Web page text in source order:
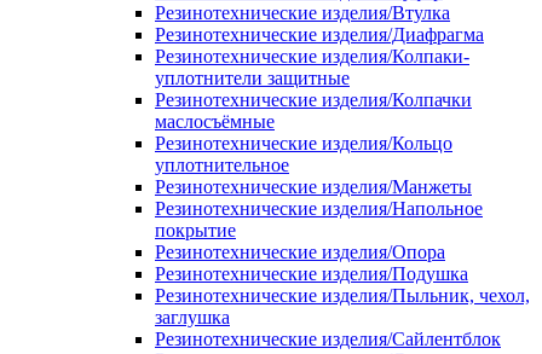
Резинотехнические изделия/Втулка
Резинотехнические изделия/Диафрагма
Резинотехнические изделия/Колпаки-
уплотнители защитные
Резинотехнические изделия/Колпачки
маслосъёмные
Резинотехнические изделия/Кольцо
уплотнительное
Резинотехнические изделия/Манжеты
Резинотехнические изделия/Напольное
покрытие
Резинотехнические изделия/Опора
Резинотехнические изделия/Подушка
Резинотехнические изделия/Пыльник, чехол,
заглушка
Резинотехнические изделия/Сайлентблок